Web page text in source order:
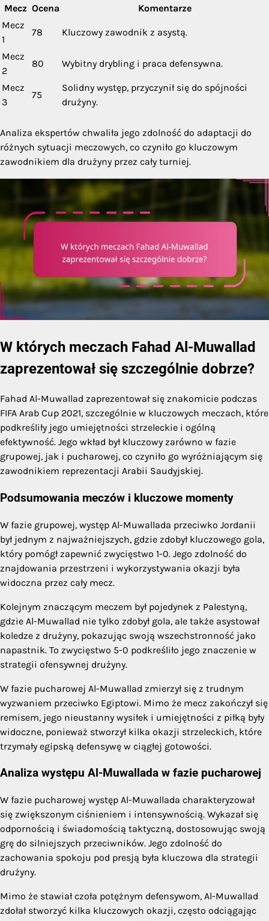
Mecz Ocena
Komentarze
Mecz
1
78 Kluczowy zawodnik z asystą.
Mecz
2
80 Wybitny drybling i praca defensywna.
Mecz
3
75
Solidny występ, przyczynił się do spójności
drużyny.
Analiza ekspertów chwaliła jego zdolność do adaptacji do
różnych sytuacji meczowych, co czyniło go kluczowym
zawodnikiem dla drużyny przez cały turniej.
W których meczach Fahad Al-Muwallad
zaprezentował się szczególnie dobrze?
Fahad Al-Muwallad zaprezentował się znakomicie podczas
FIFA Arab Cup 2021, szczególnie w kluczowych meczach, które
podkreśliły jego umiejętności strzeleckie i ogólną
efektywność. Jego wkład był kluczowy zarówno w fazie
grupowej, jak i pucharowej, co czyniło go wyróżniającym się
zawodnikiem reprezentacji Arabii Saudyjskiej.
Podsumowania meczów i kluczowe momenty
W fazie grupowej, występ Al-Muwallada przeciwko Jordanii
był jednym z najważniejszych, gdzie zdobył kluczowego gola,
który pomógł zapewnić zwycięstwo 1-0. Jego zdolność do
znajdowania przestrzeni i wykorzystywania okazji była
widoczna przez cały mecz.
Kolejnym znaczącym meczem był pojedynek z Palestyną,
gdzie Al-Muwallad nie tylko zdobył gola, ale także asystował
koledze z drużyny, pokazując swoją wszechstronność jako
napastnik. To zwycięstwo 5-0 podkreśliło jego znaczenie w
strategii ofensywnej drużyny.
W fazie pucharowej Al-Muwallad zmierzył się z trudnym
wyzwaniem przeciwko Egiptowi. Mimo że mecz zakończył się
remisem, jego nieustanny wysiłek i umiejętności z piłką były
widoczne, ponieważ stworzył kilka okazji strzeleckich, które
trzymały egipską defensywę w ciągłej gotowości.
Analiza występu Al-Muwallada w fazie pucharowej
W fazie pucharowej występ Al-Muwallada charakteryzował
się zwiększonym ciśnieniem i intensywnością. Wykazał się
odpornością i świadomością taktyczną, dostosowując swoją
grę do silniejszych przeciwników. Jego zdolność do
zachowania spokoju pod presją była kluczowa dla strategii
drużyny.
Mimo że stawiał czoła potężnym defensywom, Al-Muwallad
zdołał stworzyć kilka kluczowych okazji, często odciągając